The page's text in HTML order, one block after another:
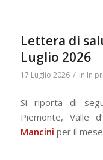
Lettera di
Luglio 2026
17 Luglio 2026 / in In
Si riporta di
Piemonte, Valle
Mancini per il